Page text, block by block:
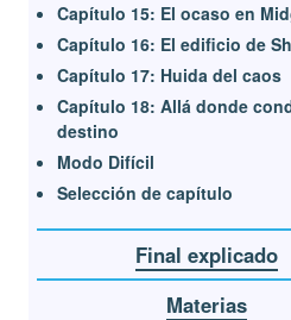
Capítulo 15: El ocaso en
Capítulo 16: El edificio de
Capítulo 17: Huida del caos
Capítulo 18: Allá donde
destino
Modo Difícil
Selección de capítulo
Final explicado
Materias